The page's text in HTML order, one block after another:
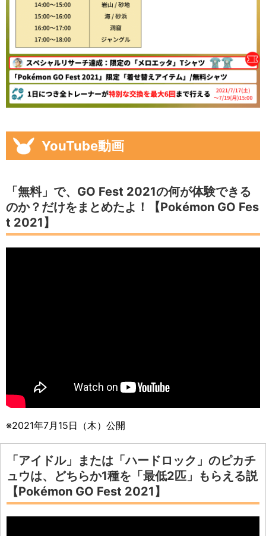
YouTube動画
「無料」で、GO Fest 2021の何が体験できる
のか？だけをまとめたよ！【Pokémon GO Fes
t 2021】
※2021年7月15日（木）公開
「アイドル」または「ハードロック」のピカチ
ュウは、どちらか1種を「最低2匹」もらえる説
【Pokémon GO Fest 2021】